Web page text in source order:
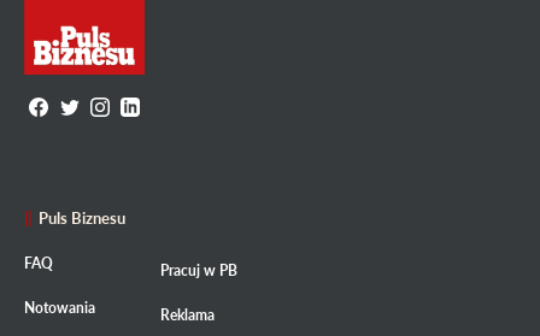
Puls Biznesu
FAQ
Notowania
Pracuj w PB
Reklama